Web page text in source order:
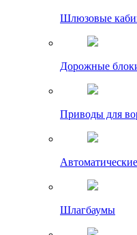
Шлюзовые
Дорожные
Приводы для
Шлагбаумы